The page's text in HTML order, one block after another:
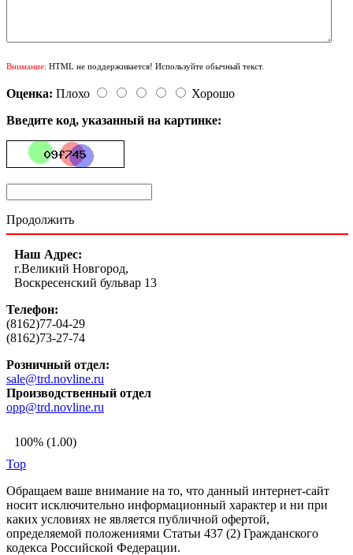
Внимание: HTML не поддерживается! Используйте обычный текст.
Оценка: Плохо
Хорошо
Введите код, указанный на картинке:
Продолжить
Наш Адрес:
г.Великий Новгород,
Воскресенский бульвар 13
Телефон:
(8162)77-04-29
(8162)73-27-74
Розничный отдел:
sale@trd.novline.ru
Производственный отдел
opp@trd.novline.ru
100% (1.00)
Top
Обращаем ваше внимание на то, что данный интернет-сайт
носит исключительно информационный характер и ни при
каких условиях не является публичной офертой,
определяемой положениями Статьи 437 (2) Гражданского
кодекса Российской Федерации.